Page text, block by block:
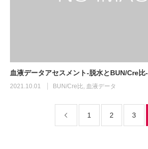
血液データアセスメント-脱水とBUN/Cre比-
2021.10.01 BUN/Cre比, 血液データ
1 2 3